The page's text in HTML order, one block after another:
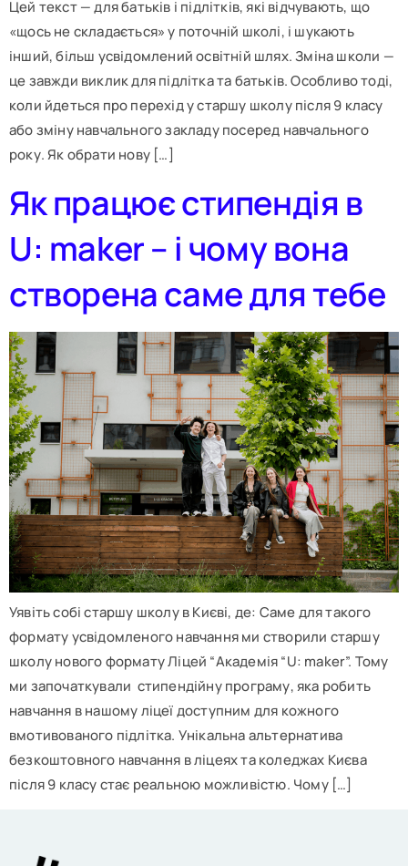
Цей текст — для батьків і підлітків, які відчувають, що
«щось не складається» у поточній школі, і шукають
інший, більш усвідомлений освітній шлях. Зміна школи —
це завжди виклик для підлітка та батьків. Особливо тоді,
коли йдеться про перехід у старшу школу після 9 класу
або зміну навчального закладу посеред навчального
року. Як обрати нову […]
Як працює стипендія в
U: maker – і чому вона
створена саме для тебе
Уявіть собі старшу школу в Києві, де: Саме для такого
формату усвідомленого навчання ми створили старшу
школу нового формату Ліцей “Академія “U: maker”. Тому
ми започаткували стипендійну програму, яка робить
навчання в нашому ліцеї доступним для кожного
вмотивованого підлітка. Унікальна альтернатива
безкоштовного навчання в ліцеях та коледжах Києва
після 9 класу стає реальною можливістю. Чому […]